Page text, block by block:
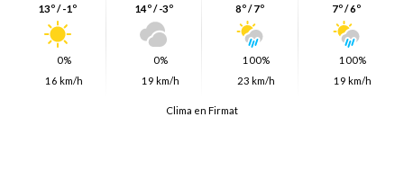
13º / -1º
0%
16 km/h
14º / -3º
0%
19 km/h
8º / 7º
100%
23 km/h
7º / 6º
100%
19 km/h
Clima en Firmat